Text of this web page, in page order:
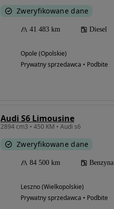
Zweryfikowane dane
41 483 km Diesel
Opole (Opolskie)
Prywatny sprzedawca • Podbite
Audi S6 Limousine
2894 cm3 • 450 KM • Audi s6
Zweryfikowane dane
84 500 km Benzyna
Leszno (Wielkopolskie)
Prywatny sprzedawca • Podbite